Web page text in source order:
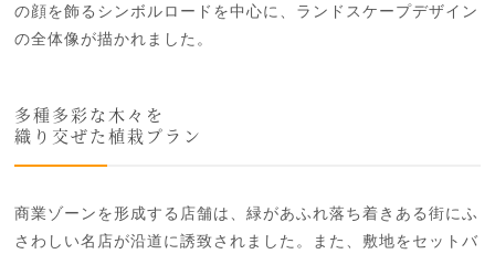
の顔を飾るシンボルロードを中心に、ランドスケープデザイン
の全体像が描かれました。
多種多彩な木々を
織り交ぜた植栽プラン
商業ゾーンを形成する店舗は、緑があふれ落ち着きある街にふ
さわしい名店が沿道に誘致されました。また、敷地をセットバ